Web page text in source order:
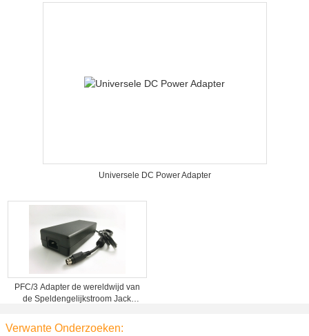
Universele DC Power Adapter
PFC/3 Adapter de wereldwijd van
de Speldengelijkstroom Jack
Verwante Onderzoeken: